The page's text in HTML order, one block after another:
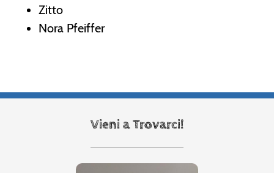
Zitto
Nora Pfeiffer
Vieni a Trovarci!